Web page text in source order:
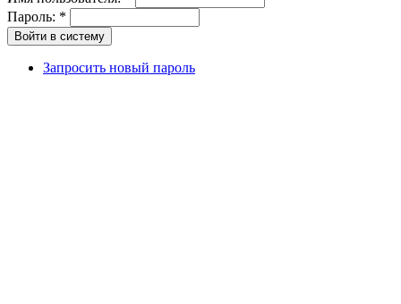
Пароль: *
Запросить новый пароль